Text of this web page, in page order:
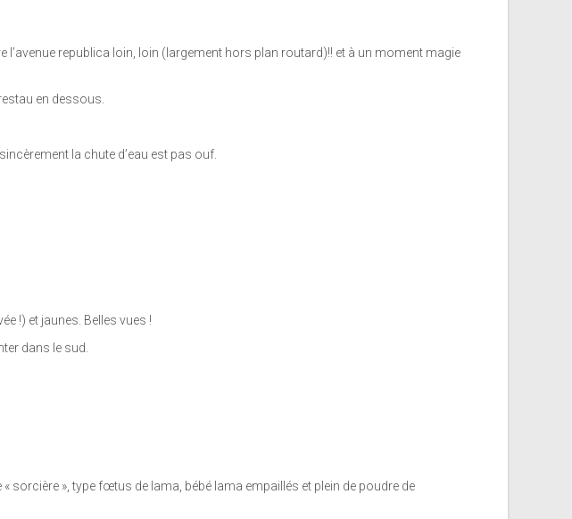
republica loin, loin (largement hors plan routard)!! et à un moment magie
en dessous.
la chute d’eau est pas ouf.
!) et jaunes. Belles vues !
dans le sud.
sorcière », type fœtus de lama, bébé lama empaillés et plein de poudre de